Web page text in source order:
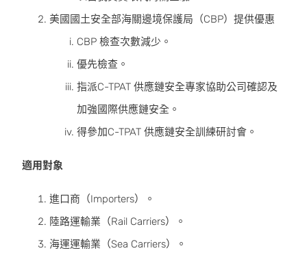
美國國土安全部海關邊境保護局（CBP）提供優惠
CBP 檢查次數減少。
優先檢查。
指派C-TPAT 供應鏈安全專家協助公司確認及
加強國際供應鏈安全。
得參加C-TPAT 供應鏈安全訓練研討會。
適用對象
進口商（Importers）。
陸路運輸業（Rail Carriers）。
海運運輸業（Sea Carriers）。